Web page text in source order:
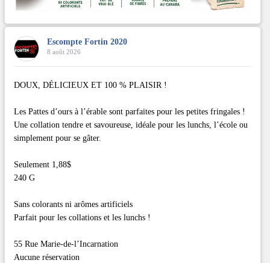
Escompte Fortin 2020
8 août 2026
DOUX, DÉLICIEUX ET 100 % PLAISIR !
Les Pattes d’ours à l’érable sont parfaites pour les petites fringales !
Une collation tendre et savoureuse, idéale pour les lunchs, l’école ou
simplement pour se gâter.
Seulement 1,88$
240 G
Sans colorants ni arômes artificiels
Parfait pour les collations et les lunchs !
55 Rue Marie-de-l’Incarnation
Aucune réservation